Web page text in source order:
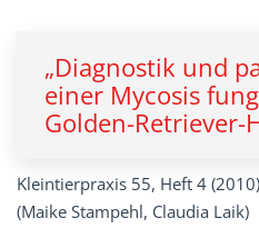
„Diagnostik und
einer Mycosis
Golden-Retriever-
Kleintierpraxis 55, Heft 4
(Maike Stampehl, Claudia Laik)